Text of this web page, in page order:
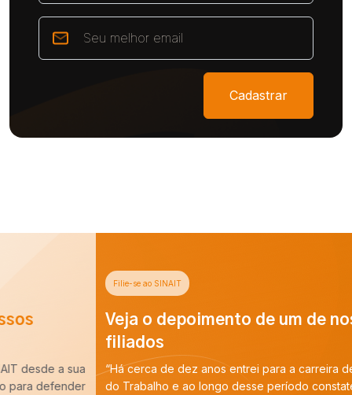
Cadastrar
Veja o depoimento de um de nossos
“Há cerca de dez anos entrei para a carreira de Auditoria-Fiscal
do Trabalho e ao longo desse período constatei que é